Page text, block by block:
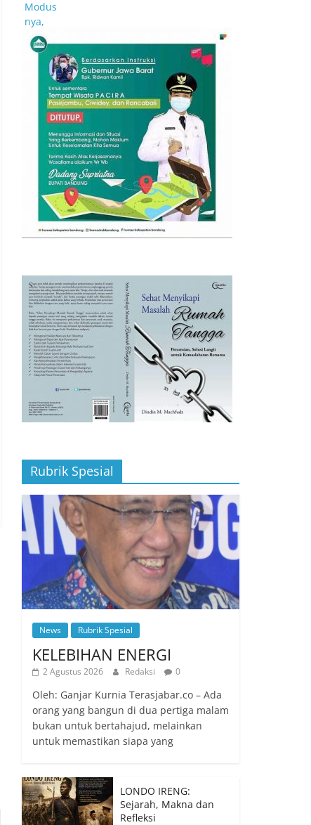
Rubrik Spesial
News Rubrik Spesial
KELEBIHAN ENERGI
2 Agustus 2026 Redaksi 0
Oleh: Ganjar Kurnia Terasjabar.co – Ada
orang yang bangun di dua pertiga malam
bukan untuk bertahajud, melainkan
untuk memastikan siapa yang
LONDO IRENG:
Sejarah, Makna dan
Refleksi